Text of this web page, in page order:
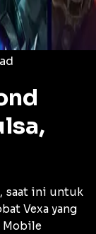
, saat ini untuk
Vexa yang
Mobile